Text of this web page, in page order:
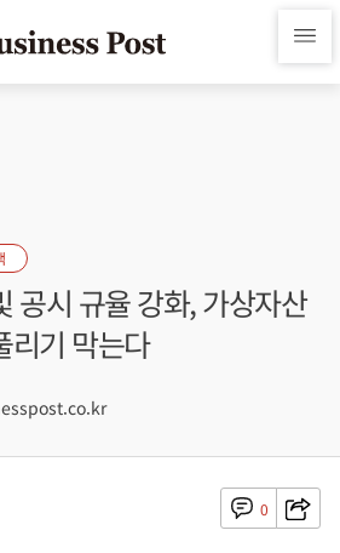
공시 규율 강화, 가상자산
리기 막는다
0